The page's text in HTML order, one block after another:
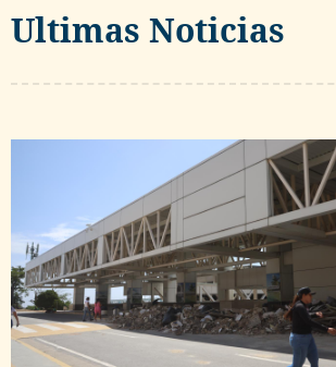
Ultimas Noticias